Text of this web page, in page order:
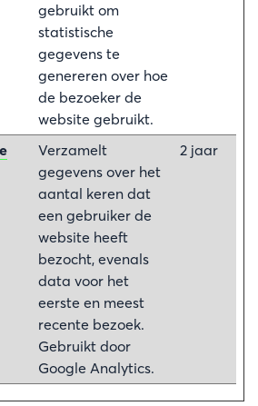
gebruikt om
statistische
gegevens te
genereren over hoe
de bezoeker de
website gebruikt.
Verzamelt
gegevens over het
aantal keren dat
een gebruiker de
website heeft
bezocht, evenals
data voor het
eerste en meest
recente bezoek.
Gebruikt door
Google Analytics.
2 jaar